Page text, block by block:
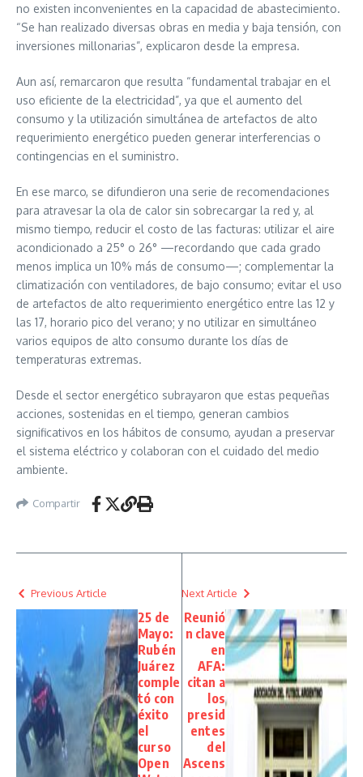
no existen inconvenientes en la capacidad de abastecimiento.
“Se han realizado diversas obras en media y baja tensión, con
inversiones millonarias”, explicaron desde la empresa.
Aun así, remarcaron que resulta “fundamental trabajar en el
uso eficiente de la electricidad”, ya que el aumento del
consumo y la utilización simultánea de artefactos de alto
requerimiento energético pueden generar interferencias o
contingencias en el suministro.
En ese marco, se difundieron una serie de recomendaciones
para atravesar la ola de calor sin sobrecargar la red y, al
mismo tiempo, reducir el costo de las facturas: utilizar el aire
acondicionado a 25° o 26° —recordando que cada grado
menos implica un 10% más de consumo—; complementar la
climatización con ventiladores, de bajo consumo; evitar el uso
de artefactos de alto requerimiento energético entre las 12 y
las 17, horario pico del verano; y no utilizar en simultáneo
varios equipos de alto consumo durante los días de
temperaturas extremas.
Desde el sector energético subrayaron que estas pequeñas
acciones, sostenidas en el tiempo, generan cambios
significativos en los hábitos de consumo, ayudan a preservar
el sistema eléctrico y colaboran con el cuidado del medio
ambiente.
Compartir
Previous Article
25 de
Mayo:
Rubén
Juárez
comple
tó con
éxito
el
curso
Open
Next Article
Reunió
n clave
en
AFA:
citan a
los
presid
entes
del
Ascens